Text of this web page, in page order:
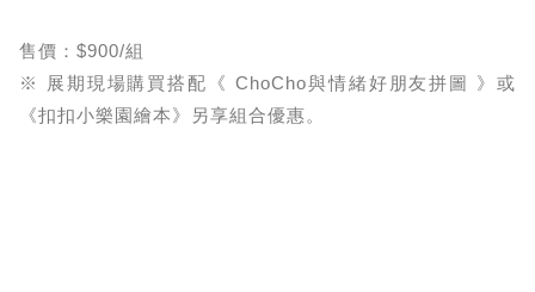
售價：$900/組
※ 展期現場購買搭配《 ChoCho與情緒好朋友拼圖 》或
《扣扣小樂園繪本》另享組合優惠。